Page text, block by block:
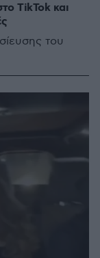
TikTok και
του